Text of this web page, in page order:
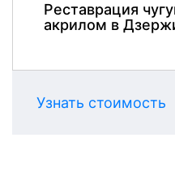
Реставрация
акрилом в
Узнать стоимость